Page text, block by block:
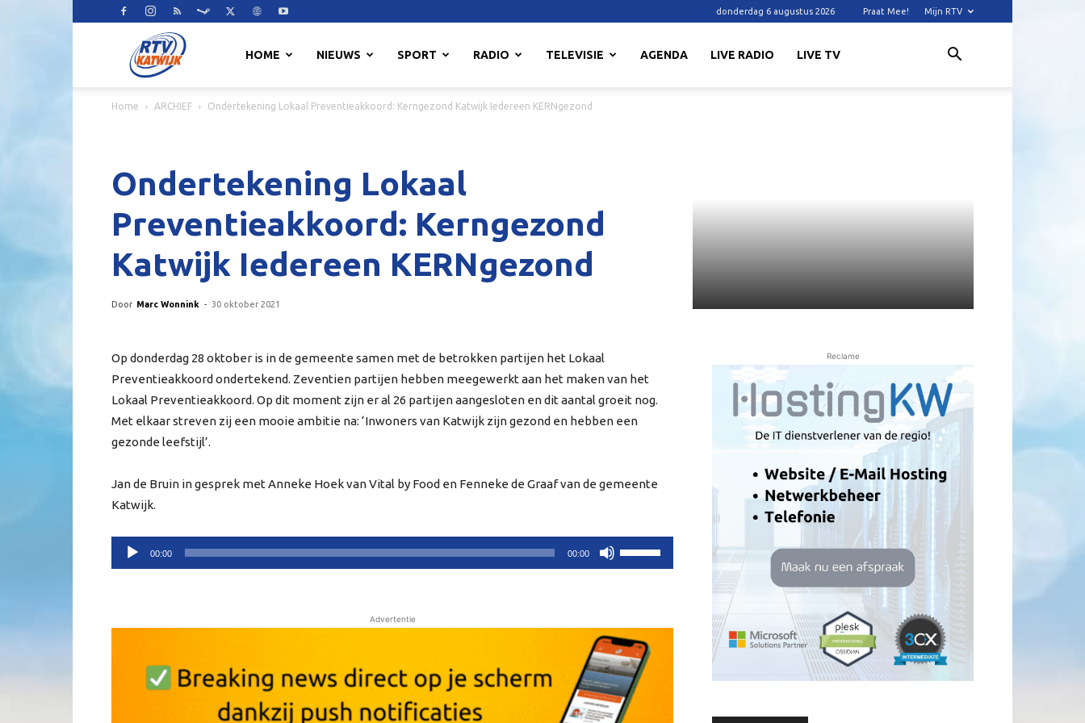
donderdag 6 augustus 2026 Praat Mee! Mijn RTV
HOME NIEUWS SPORT RADIO TELEVISIE AGENDA LIVE RADIO LIVE TV
Home ARCHIEF Ondertekening Lokaal Preventieakkoord: Kerngezond Katwijk Iedereen KERNgezond
Ondertekening Lokaal
Preventieakkoord: Kerngezond
Katwijk Iedereen KERNgezond
Door Marc Wonnink - 30 oktober 2021
Op donderdag 28 oktober is in de gemeente samen met de betrokken partijen het Lokaal
Preventieakkoord ondertekend. Zeventien partijen hebben meegewerkt aan het maken van het
Lokaal Preventieakkoord. Op dit moment zijn er al 26 partijen aangesloten en dit aantal groeit nog.
Met elkaar streven zij een mooie ambitie na: ‘Inwoners van Katwijk zijn gezond en hebben een
gezonde leefstijl’.
Jan de Bruin in gesprek met Anneke Hoek van Vital by Food en Fenneke de Graaf van de gemeente
Katwijk.
Audiospeler
00:00 00:00
Omhoog/Omlaag
het
volume
te
verhogen
of
Advertentie
Reclame